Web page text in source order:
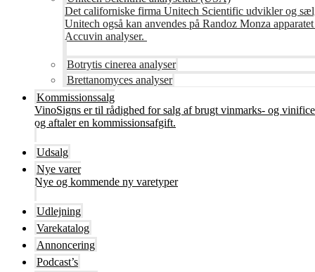
Det californiske firma Unitech Scientific udvikler og
Unitech også kan anvendes på Randoz Monza
Accuvin analyser.
Botrytis cinerea analyser
Brettanomyces analyser
Kommissionssalg
VinoSigns er til rådighed for salg af brugt vinmarks- og
og aftaler en kommissionsafgift.
Udsalg
Nye varer
Nye og kommende ny varetyper
Udlejning
Varekatalog
Annoncering
Podcast’s